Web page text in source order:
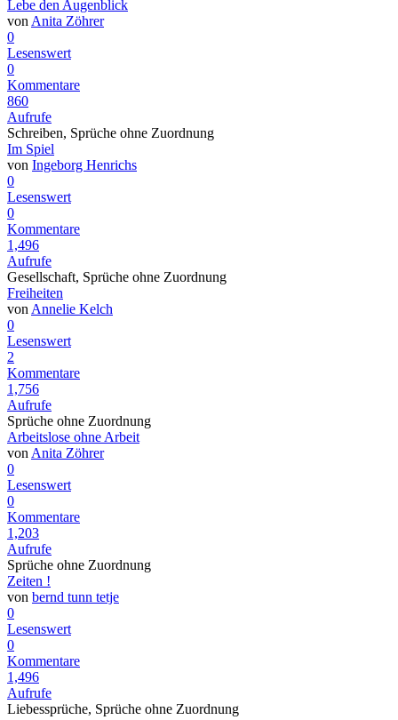
Lebe den Augenblick
vonAnita Zöhrer
0
Lesenswert
0
Kommentare
860
Aufrufe
Schreiben, Sprüche ohne Zuordnung
Im Spiel
von Ingeborg Henrichs
0
Lesenswert
0
Kommentare
1,496
Aufrufe
Gesellschaft, Sprüche ohne Zuordnung
Freiheiten
vonAnnelie Kelch
0
Lesenswert
2
Kommentare
1,756
Aufrufe
Sprüche ohne Zuordnung
Arbeitslose ohne Arbeit
vonAnita Zöhrer
0
Lesenswert
0
Kommentare
1,203
Aufrufe
Sprüche ohne Zuordnung
Zeiten !
von bernd tunn tetje
0
Lesenswert
0
Kommentare
1,496
Aufrufe
Liebessprüche, Sprüche ohne Zuordnung